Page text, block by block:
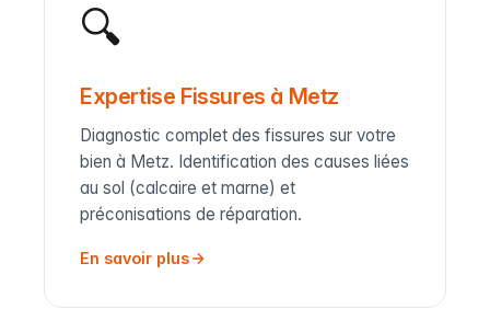
🔍
Expertise Fissures à Metz
Diagnostic complet des fissures sur votre
bien à Metz. Identification des causes liées
au sol (calcaire et marne) et
préconisations de réparation.
En savoir plus